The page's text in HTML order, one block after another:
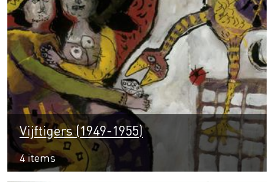
Vijftigers (1949-1955)
4 items